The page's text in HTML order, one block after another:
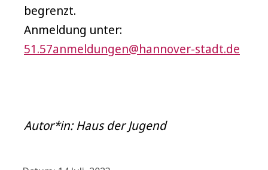
begrenzt.
Anmeldung unter:
51.57anmeldungen@hannover-stadt.de
Autor*in: Haus der Jugend